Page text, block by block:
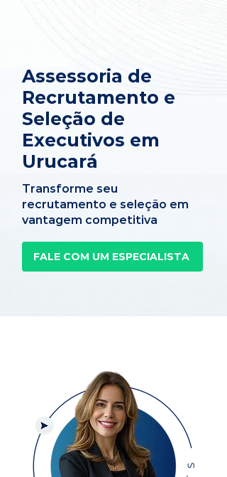
Assessoria de
Recrutamento e
Seleção de
Executivos em
Urucará
Transforme seu
recrutamento e seleção em
vantagem competitiva
FALE COM UM ESPECIALISTA